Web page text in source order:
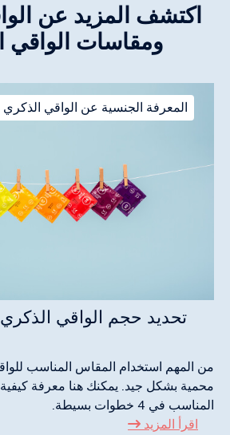
اكتشف المزيد عن
ومقاسات الواقي
المعرفة الجنسية عن الواقي الذكري
من المهم استخدام المقاس المناسب
محمية بشكل جيد. يمكنك هنا معرفة
المناسب في 4 خطوات بسيطة.
اقرأ المزيد